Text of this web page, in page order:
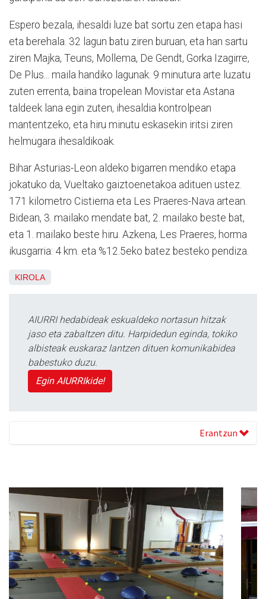
Espero bezala, ihesaldi luze bat sortu zen etapa hasi
eta berehala. 32 lagun batu ziren buruan, eta han sartu
ziren Majka, Teuns, Mollema, De Gendt, Gorka Izagirre,
De Plus... maila handiko lagunak. 9 minutura arte luzatu
zuten errenta, baina tropelean Movistar eta Astana
taldeek lana egin zuten, ihesaldia kontrolpean
mantentzeko, eta hiru minutu eskasekin iritsi ziren
helmugara ihesaldikoak.
Bihar Asturias-Leon aldeko bigarren mendiko etapa
jokatuko da, Vueltako gaiztoenetakoa adituen ustez.
171 kilometro Cistierna eta Les Praeres-Nava artean.
Bidean, 3. mailako mendate bat, 2. mailako beste bat,
eta 1. mailako beste hiru. Azkena, Les Praeres, horma
ikusgarria: 4 km. eta %12.5eko batez besteko pendiza.
KIROLA
AIURRI hedabideak eskualdeko nortasun hitzak
jaso eta zabaltzen ditu. Harpidedun eginda, tokiko
albisteak euskaraz lantzen dituen komunikabidea
babestuko duzu.
Egin AIURRIkide!
Erantzun